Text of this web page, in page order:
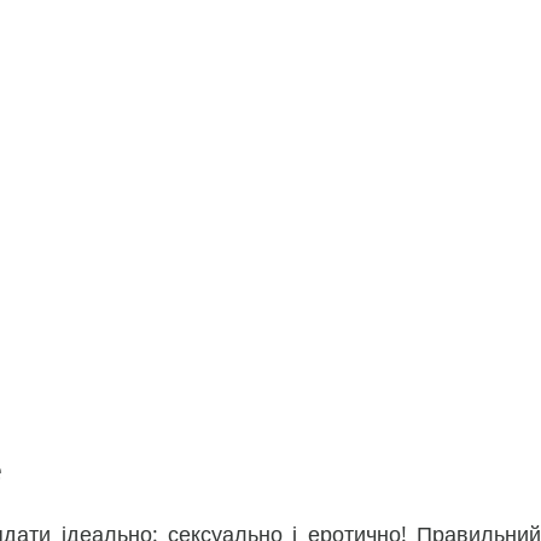
ідеально: сексуально і еротично! Правильний